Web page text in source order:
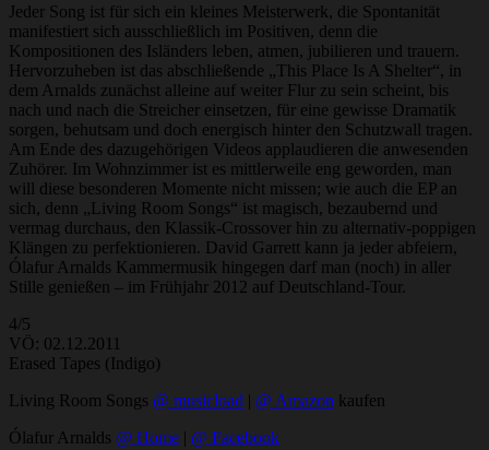
Jeder Song ist für sich ein kleines Meisterwerk, die Spontanität
manifestiert sich ausschließlich im Positiven, denn die
Kompositionen des Isländers leben, atmen, jubilieren und trauern.
Hervorzuheben ist das abschließende „This Place Is A Shelter“, in
dem Arnalds zunächst alleine auf weiter Flur zu sein scheint, bis
nach und nach die Streicher einsetzen, für eine gewisse Dramatik
sorgen, behutsam und doch energisch hinter den Schutzwall tragen.
Am Ende des dazugehörigen Videos applaudieren die anwesenden
Zuhörer. Im Wohnzimmer ist es mittlerweile eng geworden, man
will diese besonderen Momente nicht missen; wie auch die EP an
sich, denn „Living Room Songs“ ist magisch, bezaubernd und
vermag durchaus, den Klassik-Crossover hin zu alternativ-poppigen
Klängen zu perfektionieren. David Garrett kann ja jeder abfeiern,
Ólafur Arnalds Kammermusik hingegen darf man (noch) in aller
Stille genießen – im Frühjahr 2012 auf Deutschland-Tour.
4/5
VÖ: 02.12.2011
Erased Tapes (Indigo)
Living Room Songs @ musicload | @ Amazon kaufen
Ólafur Arnalds @ Home | @ Facebook